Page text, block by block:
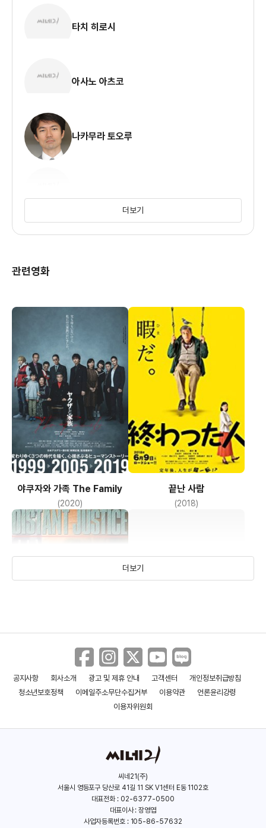
타치 히로시
아사노 아츠코
나카무라 토오루
더보기
관련영화
야쿠자와 가족 The Family
(2020)
끝난 사람
(2018)
디스턴트 저스티스 가장 위험한 유희
더보기
공지사항 회사소개 광고 및 제휴 안내 고객센터
개인정보취급방침
청소년보호정책
이메일주소무단수집거부 이용약관
언론윤리강령
이용자위원회
씨네21(주)
서울시 영등포구 당산로 41길 11 SK V1센터 E동 1102호
대표전화 : 02-6377-0500
대표이사 : 장영엽
사업자등록번호 : 105-86-57632